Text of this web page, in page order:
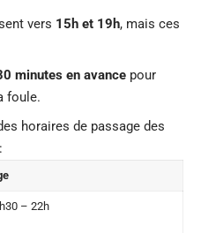
vers 15h et 19h, mais ces
minutes en avance pour
foule.
horaires de passage des
– 22h